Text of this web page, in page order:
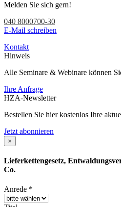
Melden Sie sich gern!
040 8000700-30
E-Mail schreiben
Kontakt
Hinweis
Alle Seminare & Webinare können
Ihre Anfrage
HZA-Newsletter
Bestellen Sie hier kostenlos Ihre
Jetzt abonnieren
×
Lieferkettengesetz,
Co.
Anrede *